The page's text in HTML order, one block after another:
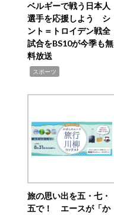
ベルギーで戦う日本人
選手を応援しよう シ
ント＝トロイデン戦全
試合をBS10が今季も無
料放送
スポーツ
旅の思い出を五・七・
五で！ エースが「か